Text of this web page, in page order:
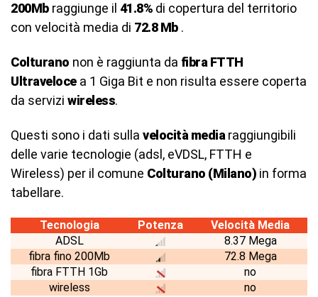
200Mbraggiunge il 41.8% di copertura del territorio
con velocità media di 72.8 Mb.
Colturano non è raggiunta da fibra FTTH
Ultravelocea 1 Giga Bit e non risulta essere coperta
da servizi wireless.
Questi sono i dati sulla velocità media raggiungibili
delle varie tecnologie (adsl, eVDSL, FTTH e
Wireless) per il comune Colturano (Milano) in forma
tabellare.
Tecnologia Potenza
Velocità Media
ADSL
8.37 Mega
fibra fino 200Mb
72.8 Mega
fibra FTTH 1Gb
no
wireless
no